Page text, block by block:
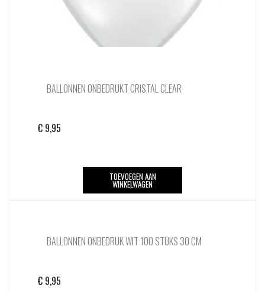
BALLONNEN ONBEDRUKT CRISTAL CLEAR
€ 9,95
TOEVOEGEN AAN
WINKELWAGEN
BALLONNEN ONBEDRUK WIT 100 STUKS 30 CM
€ 9,95